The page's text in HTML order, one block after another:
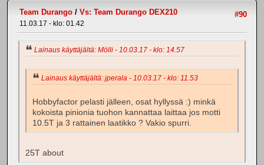
#90
Team Durango / Vs: Team Durango DEX210
11.03.17 - klo: 01.42
Lainaus käyttäjältä: Mölli - 10.03.17 - klo: 14.57
Lainaus käyttäjältä: jperala - 10.03.17 - klo: 11.53
Hobbyfactor pelasti jälleen, osat hyllyssä :) minkä
kokoista pinionia tuohon kannattaa laittaa jos motti
10.5T ja 3 rattainen laatikko ? Vakio spurri.
25T about